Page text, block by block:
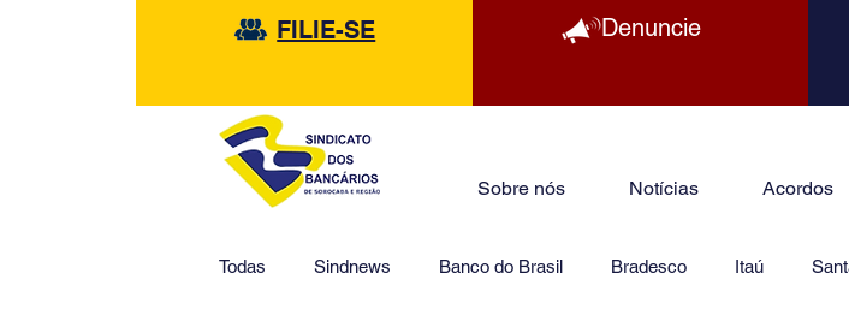
FILIE-SE Denuncie
Sobre nós Notícias Acordos
Todas Sindnews Banco do Brasil Bradesco Itaú